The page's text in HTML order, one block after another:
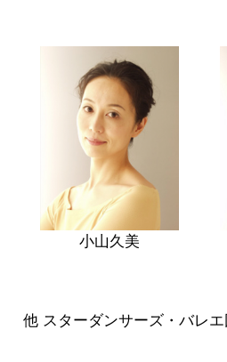
小山久美
他 スターダンサーズ・バレエ